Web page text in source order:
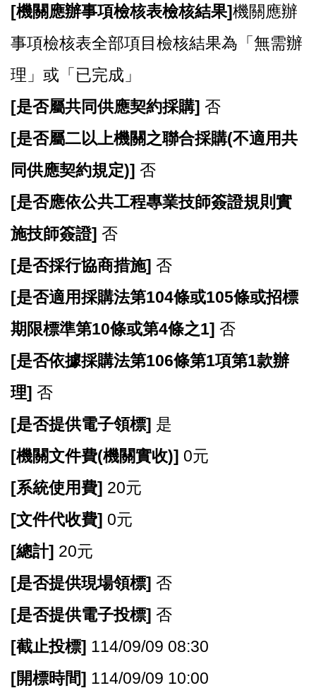
[機關應辦事項檢核表檢核結果]機關應辦
事項檢核表全部項目檢核結果為「無需辦
理」或「已完成」
[是否屬共同供應契約採購] 否
[是否屬二以上機關之聯合採購(不適用共
同供應契約規定)] 否
[是否應依公共工程專業技師簽證規則實
施技師簽證] 否
[是否採行協商措施] 否
[是否適用採購法第104條或105條或招標
期限標準第10條或第4條之1] 否
[是否依據採購法第106條第1項第1款辦
理] 否
[是否提供電子領標] 是
[機關文件費(機關實收)] 0元
[系統使用費] 20元
[文件代收費] 0元
[總計] 20元
[是否提供現場領標] 否
[是否提供電子投標] 否
[截止投標] 114/09/09 08:30
[開標時間] 114/09/09 10:00